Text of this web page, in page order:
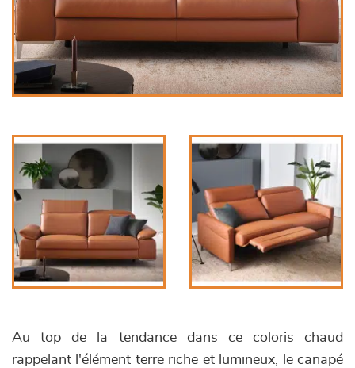
Au top de la tendance dans ce coloris chaud
rappelant l'élément terre riche et lumineux, le canapé